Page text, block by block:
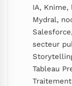
IA, Knime,
Mydral,
Salesforce,
secteur
Tableau